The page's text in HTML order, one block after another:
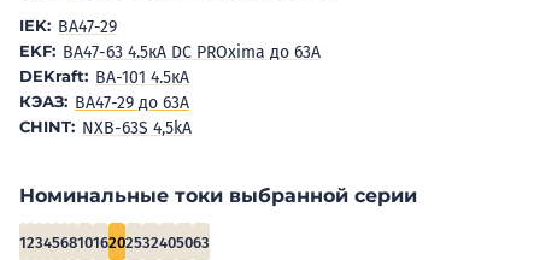
IEK: BA47-29
EKF: ВА47-63 4.5кА DC PROxima до 63А
DEKraft: ВА-101 4.5кА
КЭАЗ: ВА47-29 до 63А
CHINT: NXB-63S 4,5kA
Номинальные токи выбранной серии
12345681016202532405063